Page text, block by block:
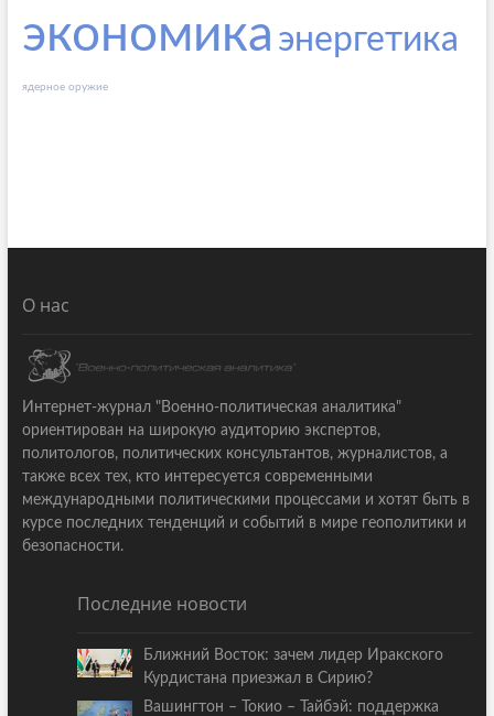
экономика энергетика
ядерное оружие
О нас
Интернет-журнал "Военно-политическая аналитика"
ориентирован на широкую аудиторию экспертов,
политологов, политических консультантов, журналистов, а
также всех тех, кто интересуется современными
международными политическими процессами и хотят быть в
курсе последних тенденций и событий в мире геополитики и
безопасности.
Последние новости
Ближний Восток: зачем лидер Иракского
Курдистана приезжал в Сирию?
Вашингтон – Токио – Тайбэй: поддержка